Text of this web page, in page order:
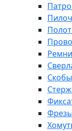
Скобы
Фрезы